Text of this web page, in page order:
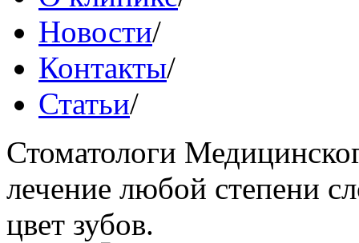
Новости/
Контакты/
Статьи/
Стоматологи
лечение любой степени
цвет зубов.